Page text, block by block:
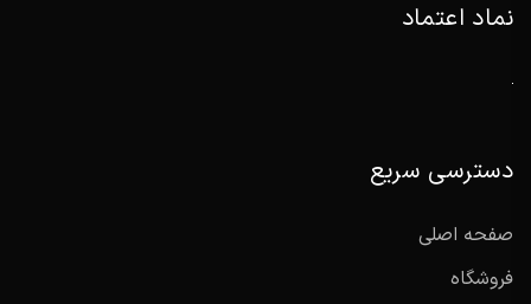
نماد اعتماد
دسترسی سریع
صفحه اصلی
فروشگاه